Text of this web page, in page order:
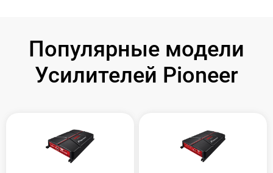
Популярные модели
Усилителей Pioneer